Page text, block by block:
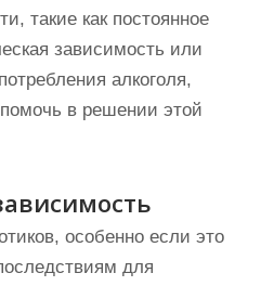
такие как постоянное
зависимость или
алкоголя,
в решении этой
особенно если это
для